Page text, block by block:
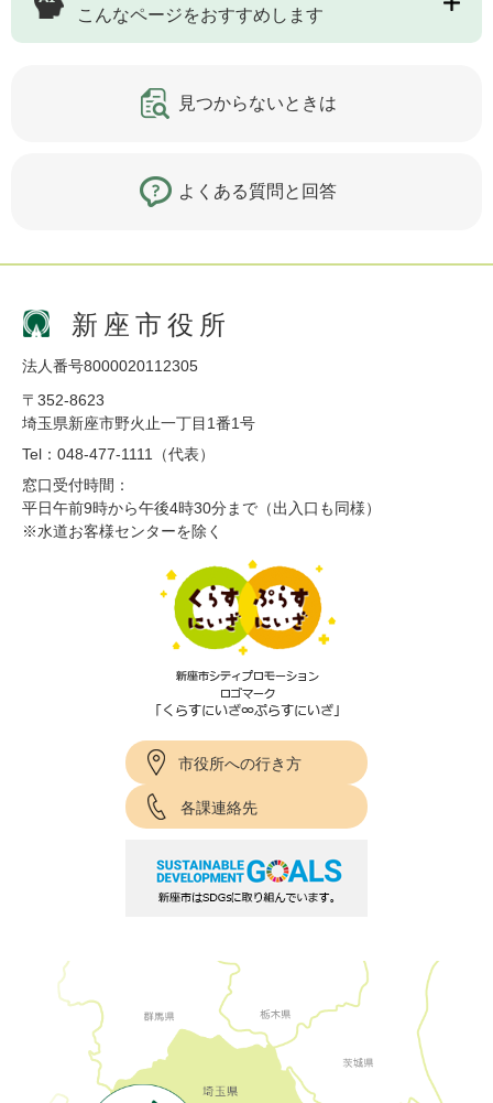
こんなページをおすすめします
見つからないときは
よくある質問と回答
新座市役所
法人番号8000020112305
〒352-8623
埼玉県新座市野火止一丁目1番1号
Tel：048-477-1111（代表）
窓口受付時間：
平日午前9時から午後4時30分まで（出入口も同様）
※水道お客様センターを除く
市役所への行き方
各課連絡先